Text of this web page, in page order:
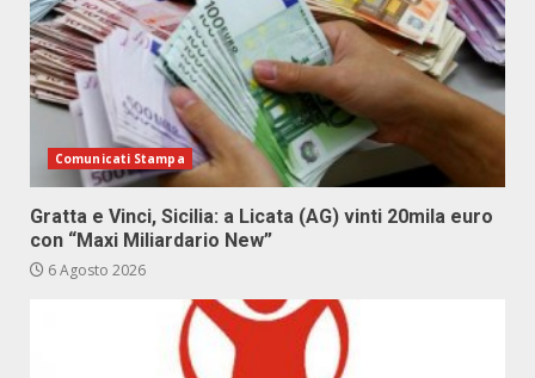
Comunicati Stampa
Gratta e Vinci, Sicilia: a Licata (AG) vinti 20mila euro
con “Maxi Miliardario New”
6 Agosto 2026